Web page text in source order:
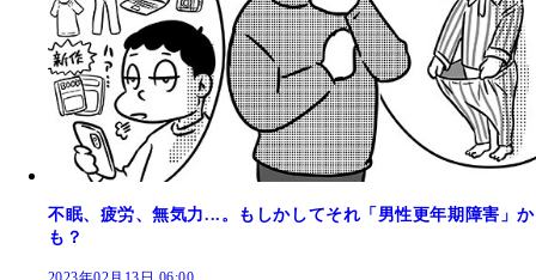
不眠、疲労、無気力...。もしかしてそれ「男性更年期障害」か
も？